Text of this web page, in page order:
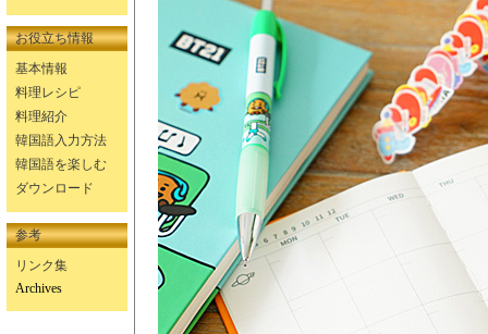
お役立ち情報
基本情報
料理レシピ
料理紹介
韓国語入力方法
韓国語を楽しむ
ダウンロード
参考
リンク集
Archives